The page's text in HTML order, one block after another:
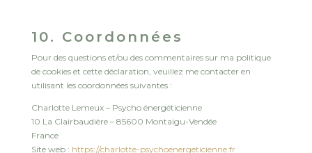
10. Coordonnées
Pour des questions et/ou des commentaires sur ma politique
de cookies et cette déclaration, veuillez me contacter en
utilisant les coordonnées suivantes :
Charlotte Lemeux – Psycho énergéticienne
10 La Clairbaudière – 85600 Montaigu-Vendée
France
Site web : https://charlotte-psychoenergeticienne.fr